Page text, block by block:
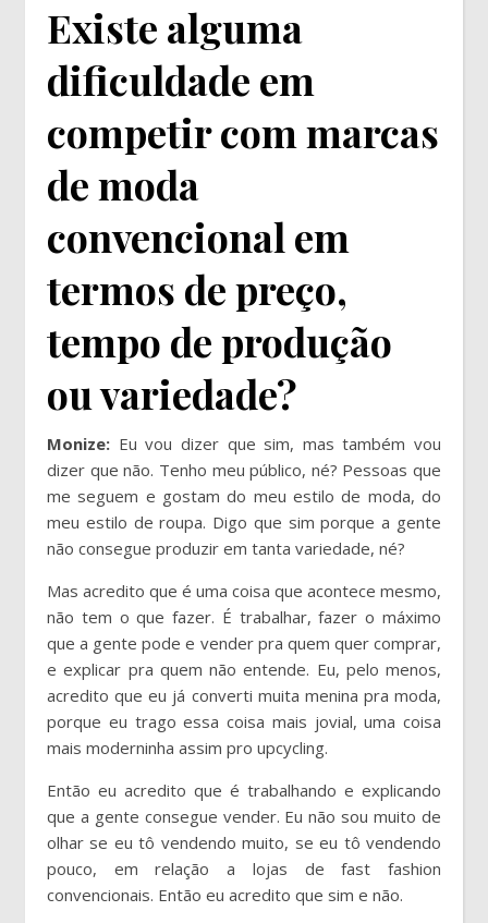
Existe alguma
dificuldade em
competir com marcas
de moda
convencional em
termos de preço,
tempo de produção
ou variedade?
Monize: Eu vou dizer que sim, mas também vou
dizer que não. Tenho meu público, né? Pessoas que
me seguem e gostam do meu estilo de moda, do
meu estilo de roupa. Digo que sim porque a gente
não consegue produzir em tanta variedade, né?
Mas acredito que é uma coisa que acontece mesmo,
não tem o que fazer. É trabalhar, fazer o máximo
que a gente pode e vender pra quem quer comprar,
e explicar pra quem não entende. Eu, pelo menos,
acredito que eu já converti muita menina pra moda,
porque eu trago essa coisa mais jovial, uma coisa
mais moderninha assim pro upcycling.
Então eu acredito que é trabalhando e explicando
que a gente consegue vender. Eu não sou muito de
olhar se eu tô vendendo muito, se eu tô vendendo
pouco, em relação a lojas de fast fashion
convencionais. Então eu acredito que sim e não.